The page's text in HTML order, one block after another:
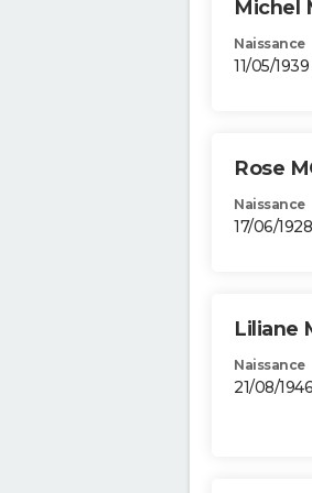
Michel
Naissance
11/05/1939
Rose
Naissance
17/06/
Liliane
Naissance
21/08/